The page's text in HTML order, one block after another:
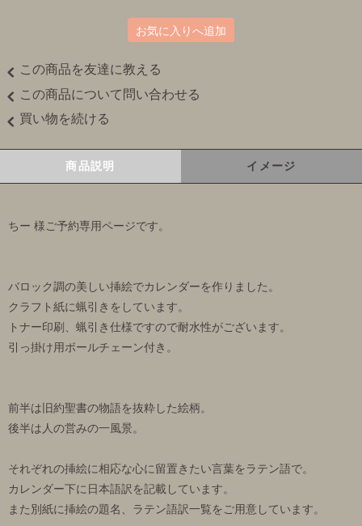
お気に入りへ追加
この商品を友達に教える
この商品について問い合わせる
買い物を続ける
商品説明 イメージ
ちー 様ご予約専用ページです。
バロック調の美しい挿絵でカレンダーを作りました。
クラフト紙に蝋引きをしています。
トナー印刷、蝋引き仕様ですので耐水性がございます。
引っ掛け用ボールチェーン付き。
前半は旧約聖書の物語を抜粋した絵柄。
後半は人の営みの一風景。
それぞれの挿絵に相応な心に留置きたい言葉をラテン語で。
カレンダー下に日本語訳を記載しています。
また別紙に挿絵の題名、ラテン語訳一覧をご用意しています。